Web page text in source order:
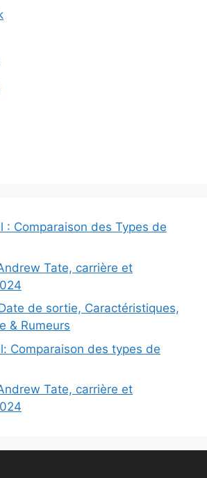
: Comparaison des Types de
Tate, carrière et
de sortie, Caractéristiques,
& Rumeurs
Comparaison des types de
Tate, carrière et